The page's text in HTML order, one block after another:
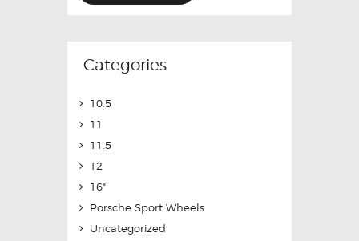
Categories
10.5
11
11.5
12
16"
Porsche Sport Wheels
Uncategorized